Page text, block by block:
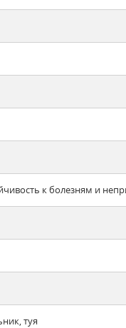
к болезням и
туя